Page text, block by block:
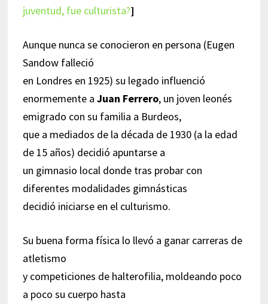
juventud, fue culturista?]
Aunque nunca se conocieron en persona (Eugen
Sandow falleció
en Londres en 1925) su legado influenció
enormemente a Juan Ferrero, un joven leonés
emigrado con su familia a Burdeos,
que a mediados de la década de 1930 (a la edad
de 15 años) decidió apuntarse a
un gimnasio local donde tras probar con
diferentes modalidades gimnásticas
decidió iniciarse en el culturismo.
Su buena forma física lo llevó a ganar carreras de
atletismo
y competiciones de halterofilia, moldeando poco
a poco su cuerpo hasta